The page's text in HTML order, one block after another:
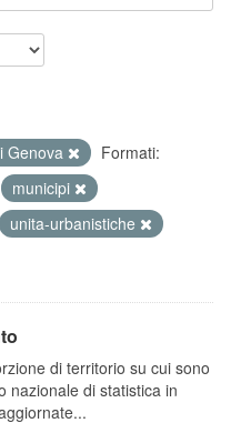
Genova
Formati:
municipi
unita-urbanistiche
di territorio su cui sono
nazionale di statistica in